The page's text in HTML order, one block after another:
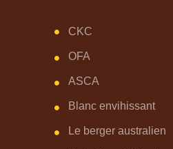
CKC
OFA
ASCA
Blanc envihissant
Le berger australien